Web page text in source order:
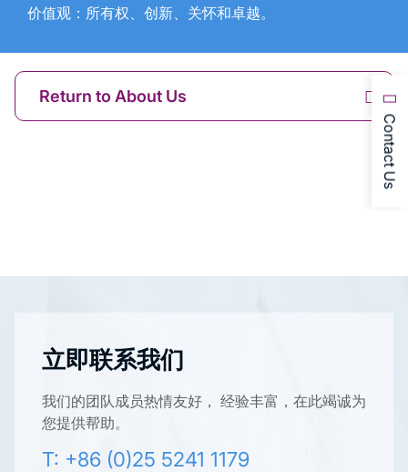
Contact Us
价值观：所有权、创新、关怀和卓越。
Return to About Us
立即联系我们
我们的团队成员热情友好， 经验丰富，在此竭诚为
您提供帮助。
T: +86 (0)25 5241 1179